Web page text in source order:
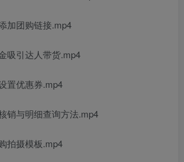
加团购链接.mp4
吸引达人带货.mp4
置优惠券.mp4
销与明细查询方法.mp4
拍摄模板.mp4